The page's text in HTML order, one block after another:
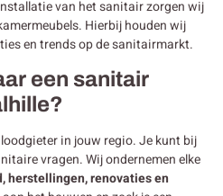
van het sanitair zorgen wij
Hierbij houden wij
en trends op de sanitairmarkt.
een sanitair
in jouw regio. Je kunt bij
vragen. Wij ondernemen elke
herstellingen, renovaties en